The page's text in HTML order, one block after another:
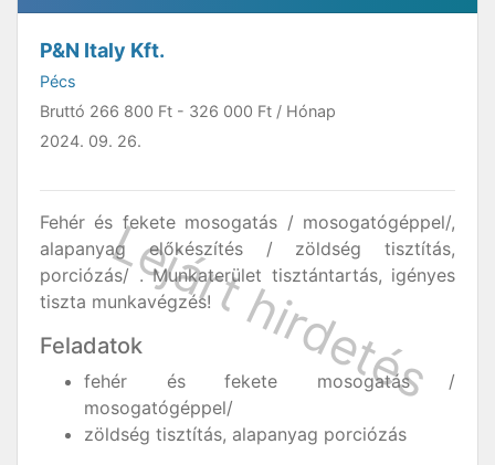
P&N Italy Kft.
Pécs
Bruttó 266 800 Ft - 326 000 Ft / Hónap
2024. 09. 26.
Fehér és fekete mosogatás / mosogatógéppel/,
alapanyag előkészítés / zöldség tisztítás,
porciózás/ . Munkaterület tisztántartás, igényes
tiszta munkavégzés!
Feladatok
fehér és fekete mosogatás /
mosogatógéppel/
zöldség tisztítás, alapanyag porciózás